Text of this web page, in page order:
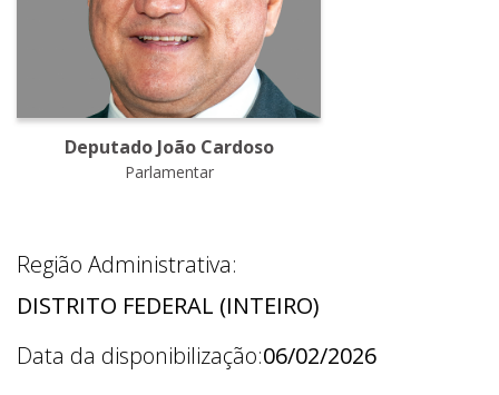
Deputado João Cardoso
Parlamentar
Região Administrativa:
DISTRITO FEDERAL (INTEIRO)
Data da disponibilização:06/02/2026